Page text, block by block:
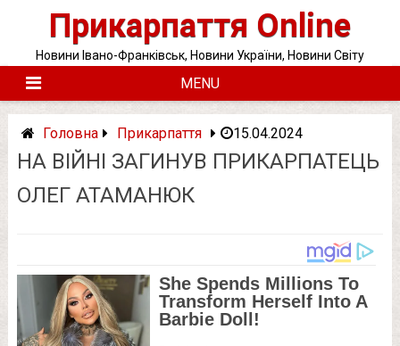
Прикарпаття Online
Новини Івано-Франківськ, Новини України, Новини Світу
MENU
Головна Прикарпаття 15.04.2024
НА ВІЙНІ ЗАГИНУВ ПРИКАРПАТЕЦЬ
ОЛЕГ АТАМАНЮК